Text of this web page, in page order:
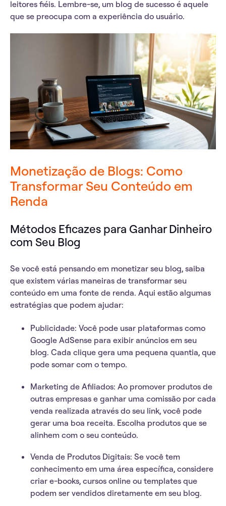
leitores fiéis. Lembre-se, um blog de sucesso é aquele
que se preocupa com a experiência do usuário.
Monetização de Blogs: Como
Transformar Seu Conteúdo em
Renda
Métodos Eficazes para Ganhar Dinheiro
com Seu Blog
Se você está pensando em monetizar seu blog, saiba
que existem várias maneiras de transformar seu
conteúdo em uma fonte de renda. Aqui estão algumas
estratégias que podem ajudar:
Publicidade: Você pode usar plataformas como
Google AdSense para exibir anúncios em seu
blog. Cada clique gera uma pequena quantia, que
pode somar com o tempo.
Marketing de Afiliados: Ao promover produtos de
outras empresas e ganhar uma comissão por cada
venda realizada através do seu link, você pode
gerar uma boa receita. Escolha produtos que se
alinhem com o seu conteúdo.
Venda de Produtos Digitais: Se você tem
conhecimento em uma área específica, considere
criar e-books, cursos online ou templates que
podem ser vendidos diretamente em seu blog.